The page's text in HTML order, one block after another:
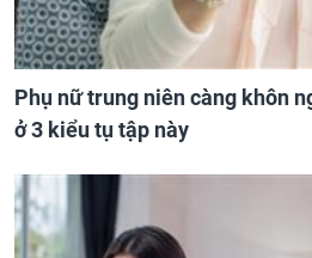
Phụ nữ trung niên càng khôn
ở 3 kiểu tụ tập này